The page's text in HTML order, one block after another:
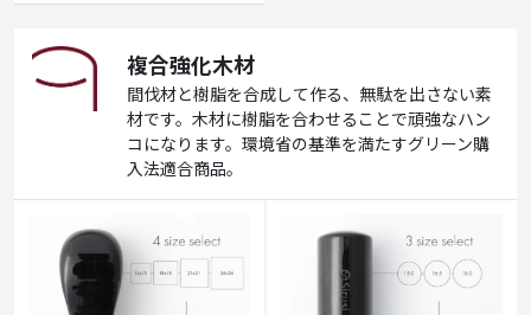
複合強化木材
間伐材と樹脂を合成して作る、無駄を出さない素
材です。木材に樹脂を合わせることで頑強なハン
コになります。環境省の基準を満たすグリーン購
入法適合商品。